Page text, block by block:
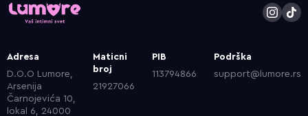
Adresa
D.O.O Lumore,
Arsenija
Čarnojevića 10,
lokal 6, 24000
Maticni
broj
21927066
PIB
113794866
Podrška
support@lumore.rs